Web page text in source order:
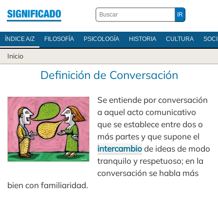
ÍNDICE A/Z FILOSOFÍA PSICOLOGÍA HISTORIA CULTURA
Inicio
Definición de Conversación
Se entiende por conversación
a aquel acto comunicativo
que se establece entre dos o
más partes y que supone el
intercambiode ideas de modo
tranquilo y respetuoso; en la
conversación se habla más
bien con familiaridad.